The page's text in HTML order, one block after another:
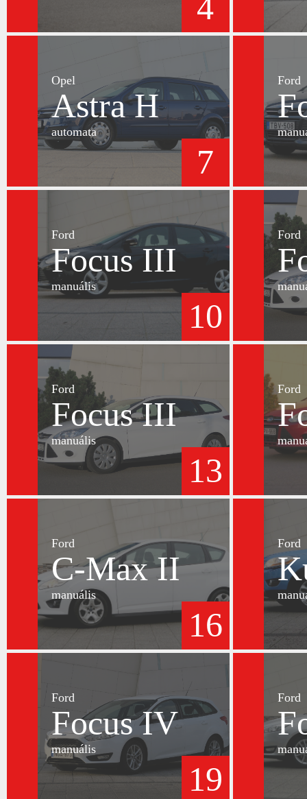
Opel
Astra H
automata
7
Ford
Ford
Focus III
manuális
10
Ford
Ford
Focus III
manuális
13
Ford
Ford
C-Max II
manuális
16
Ford
Ford
Focus IV
manuális
19
Ford